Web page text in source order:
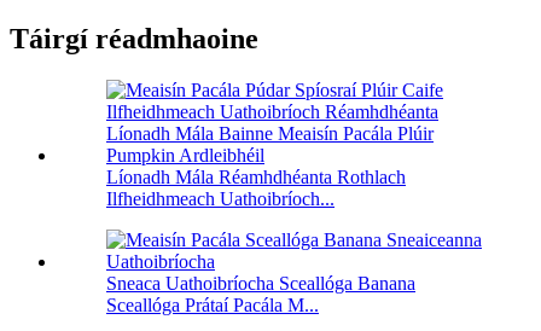
Táirgí réadmhaoine
Líonadh Mála Réamhdhéanta Rothlach
Ilfheidhmeach Uathoibríoch...
Sneaca Uathoibríocha Sceallóga Banana
Sceallóga Prátaí Pacála M...